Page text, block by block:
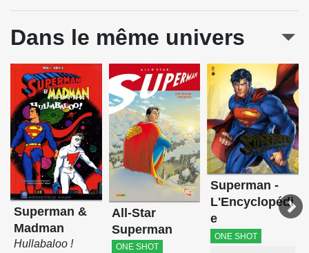
Dans le même univers
Superman &
Madman
Hullabaloo !
All-Star
Superman
ONE SHOT
Superman -
L'Encyclopédi
e
ONE SHOT